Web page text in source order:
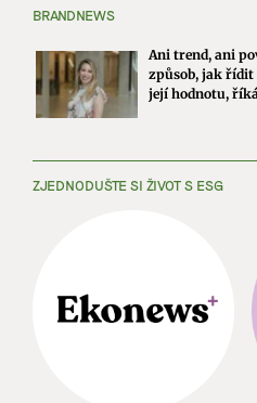
BRANDNEWS
Ani trend, ani
způsob, jak řídit
její hodnotu,
ZJEDNODUŠTE SI ŽIVOT S ESG